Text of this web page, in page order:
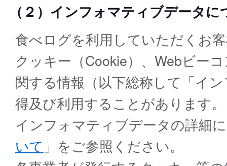
（２）インフォマティブデータに
食べログを利用していただくお
クッキー（Cookie）、Webビー
関する情報（以下総称して「イ
得及び利用することがあります。
インフォマティブデータの詳細
いて 」をご参照ください。